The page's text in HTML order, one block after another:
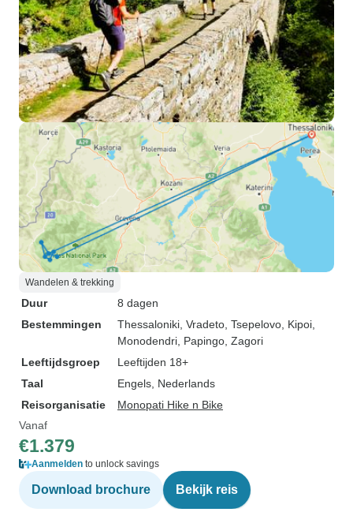
Wandelen & trekking
Duur
8 dagen
Bestemmingen
Thessaloniki , Vradeto , Tsepelovo , Kipoi
Monodendri , Papingo , Zagori
Leeftijdsgroep
Leeftijden 18+
Taal
Engels, Nederlands
Reisorganisatie
Monopati Hike n Bike
Vanaf
€1.379
Aanmelden to unlock savings
Download brochure Bekijk reis